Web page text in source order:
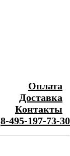
Оплата
Доставка
Контакты
8-495-197-73-30